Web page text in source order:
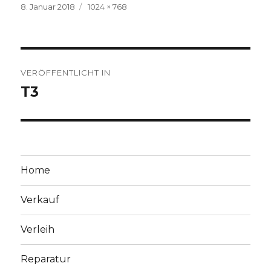
Veröffentlicht
8. Januar 2018
Volle
1024 × 768
VERÖFFENTLICHT IN
T3
Home
Verkauf
Verleih
Reparatur